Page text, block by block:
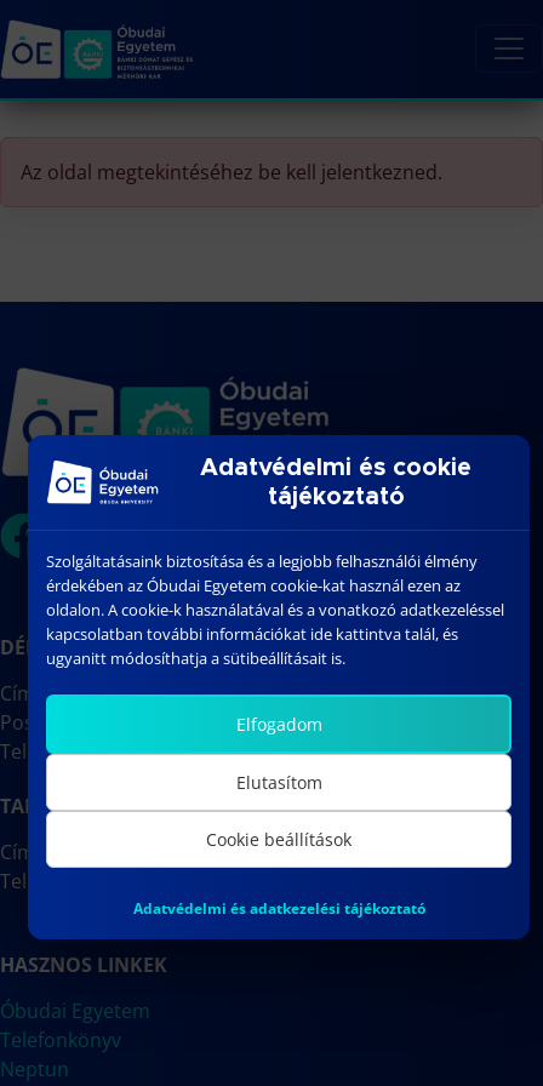
Az oldal megtekintéséhez be kell jelentkezned.
DÉKÁNI HIVATAL
Cím: 1088 Budapest, József körút 6.
Postacím: 1428 Budapest, Pf.:31
Telefon: +36-1-666-7102
TANULMÁNYI IRODA
Cím: 1088 Budapest, József körút 6. | J.52-J.53 irodák
Telefon: +36-30-312-6058
HASZNOS LINKEK
Óbudai Egyetem
Telefonkönyv
Neptun
Adatvédelmi és cookie
tájékoztató
Szolgáltatásaink biztosítása és a legjobb felhasználói élmény
érdekében az Óbudai Egyetem cookie-kat használ ezen az
oldalon. A cookie-k használatával és a vonatkozó adatkezeléssel
kapcsolatban további információkat ide kattintva talál, és
ugyanitt módosíthatja a sütibeállításait is.
Elfogadom
Elutasítom
Cookie beállítások
Adatvédelmi és adatkezelési tájékoztató